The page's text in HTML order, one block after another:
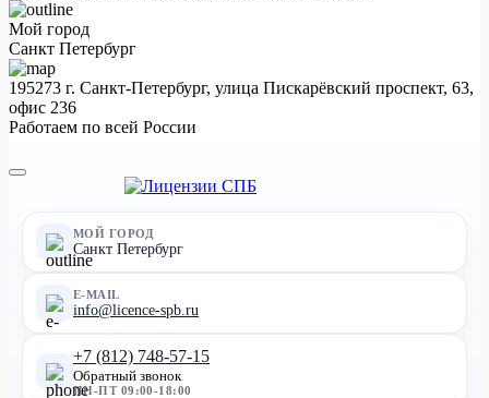
Мой город
Санкт Петербург
195273 г. Санкт-Петербург, улица Пискарёвский проспект, 63,
офис 236
Работаем по всей России
МОЙ ГОРОД
Санкт Петербург
E-MAIL
info@licence-spb.ru
+7 (812) 748-57-15
Обратный звонок
ПН-ПТ 09:00-18:00